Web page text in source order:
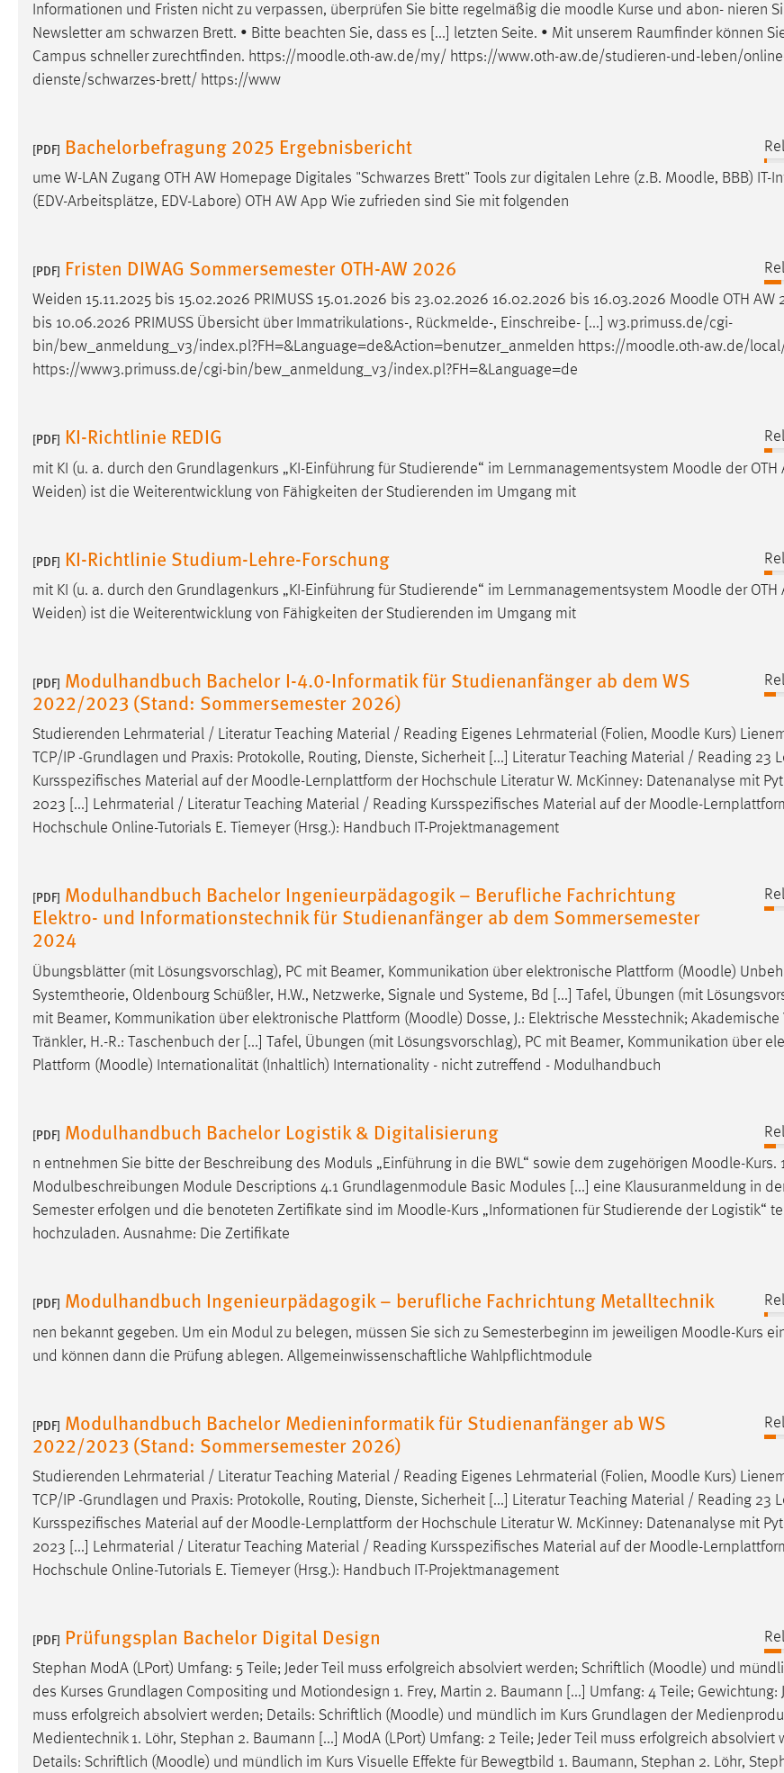
Informationen und Fristen nicht zu verpassen, überprüfen Sie bitte regelmäßig die moodle Kurse und abon- nieren
Newsletter am schwarzen Brett. • Bitte beachten Sie, dass es [...] letzten Seite. • Mit unserem Raumfinder können
Campus schneller zurechtfinden. https://moodle.oth-aw.de/my/ https://www.oth-aw.de/studieren-und-leben/
dienste/schwarzes-brett/ https://www
[PDF] Bachelorbefragung 2025 Ergebnisbericht
ume W-LAN Zugang OTH AW Homepage Digitales "Schwarzes Brett" Tools zur digitalen Lehre (z.B. Moodle, BBB) IT-
(EDV-Arbeitsplätze, EDV-Labore) OTH AW App Wie zufrieden sind Sie mit folgenden
[PDF] Fristen DIWAG Sommersemester OTH-AW 2026
Weiden 15.11.2025 bis 15.02.2026 PRIMUSS 15.01.2026 bis 23.02.2026 16.02.2026 bis 16.03.2026 Moodle OTH AW
bis 10.06.2026 PRIMUSS Übersicht über Immatrikulations-, Rückmelde-, Einschreibe- [...] w3.primuss.de/cgi-
bin/bew_anmeldung_v3/index.pl?FH=&Language=de&Action=benutzer_anmelden https://moodle.oth-aw.de/
https://www3.primuss.de/cgi-bin/bew_anmeldung_v3/index.pl?FH=&Language=de
[PDF] KI-Richtlinie REDIG
mit KI (u. a. durch den Grundlagenkurs „KI-Einführung für Studierende“ im Lernmanagementsystem Moodle der OTH
Weiden) ist die Weiterentwicklung von Fähigkeiten der Studierenden im Umgang mit
[PDF] KI-Richtlinie Studium-Lehre-Forschung
mit KI (u. a. durch den Grundlagenkurs „KI-Einführung für Studierende“ im Lernmanagementsystem Moodle der OTH
Weiden) ist die Weiterentwicklung von Fähigkeiten der Studierenden im Umgang mit
[PDF] Modulhandbuch Bachelor I-4.0-Informatik für Studienanfänger ab dem WS
2022/2023 (Stand: Sommersemester 2026)
Studierenden Lehrmaterial / Literatur Teaching Material / Reading Eigenes Lehrmaterial (Folien, Moodle Kurs)
TCP/IP -Grundlagen und Praxis: Protokolle, Routing, Dienste, Sicherheit [...] Literatur Teaching Material / Reading 23
Kursspezifisches Material auf der Moodle-Lernplattform der Hochschule Literatur W. McKinney: Datenanalyse mit
2023 [...] Lehrmaterial / Literatur Teaching Material / Reading Kursspezifisches Material auf der Moodle-
Hochschule Online-Tutorials E. Tiemeyer (Hrsg.): Handbuch IT-Projektmanagement
[PDF] Modulhandbuch Bachelor Ingenieurpädagogik – Berufliche Fachrichtung
Elektro- und Informationstechnik für Studienanfänger ab dem Sommersemester
2024
Übungsblätter (mit Lösungsvorschlag), PC mit Beamer, Kommunikation über elektronische Plattform (Moodle)
Systemtheorie, Oldenbourg Schüßler, H.W., Netzwerke, Signale und Systeme, Bd [...] Tafel, Übungen (mit
mit Beamer, Kommunikation über elektronische Plattform (Moodle) Dosse, J.: Elektrische Messtechnik; Akademische
Tränkler, H.-R.: Taschenbuch der [...] Tafel, Übungen (mit Lösungsvorschlag), PC mit Beamer, Kommunikation über
Plattform (Moodle) Internationalität (Inhaltlich) Internationality - nicht zutreffend - Modulhandbuch
[PDF] Modulhandbuch Bachelor Logistik & Digitalisierung
n entnehmen Sie bitte der Beschreibung des Moduls „Einführung in die BWL“ sowie dem zugehörigen Moodle-Kurs.
Modulbeschreibungen Module Descriptions 4.1 Grundlagenmodule Basic Modules [...] eine Klausuranmeldung in
Semester erfolgen und die benoteten Zertifikate sind im Moodle-Kurs „Informationen für Studierende der Logistik“
hochzuladen. Ausnahme: Die Zertifikate
[PDF] Modulhandbuch Ingenieurpädagogik – berufliche Fachrichtung Metalltechnik
nen bekannt gegeben. Um ein Modul zu belegen, müssen Sie sich zu Semesterbeginn im jeweiligen Moodle-Kurs
und können dann die Prüfung ablegen. Allgemeinwissenschaftliche Wahlpflichtmodule
[PDF] Modulhandbuch Bachelor Medieninformatik für Studienanfänger ab WS
2022/2023 (Stand: Sommersemester 2026)
Studierenden Lehrmaterial / Literatur Teaching Material / Reading Eigenes Lehrmaterial (Folien, Moodle Kurs)
TCP/IP -Grundlagen und Praxis: Protokolle, Routing, Dienste, Sicherheit [...] Literatur Teaching Material / Reading 23
Kursspezifisches Material auf der Moodle-Lernplattform der Hochschule Literatur W. McKinney: Datenanalyse mit
2023 [...] Lehrmaterial / Literatur Teaching Material / Reading Kursspezifisches Material auf der Moodle-
Hochschule Online-Tutorials E. Tiemeyer (Hrsg.): Handbuch IT-Projektmanagement
[PDF] Prüfungsplan Bachelor Digital Design
Stephan ModA (LPort) Umfang: 5 Teile; Jeder Teil muss erfolgreich absolviert werden; Schriftlich (Moodle) und
des Kurses Grundlagen Compositing und Motiondesign 1. Frey, Martin 2. Baumann [...] Umfang: 4 Teile; Gewichtung:
muss erfolgreich absolviert werden; Details: Schriftlich (Moodle) und mündlich im Kurs Grundlagen der
Medientechnik 1. Löhr, Stephan 2. Baumann [...] ModA (LPort) Umfang: 2 Teile; Jeder Teil muss erfolgreich absolviert
Details: Schriftlich (Moodle) und mündlich im Kurs Visuelle Effekte für Bewegtbild 1. Baumann, Stephan 2. Löhr,
Cookie Laufzeit: 24 Stunden
STATISTIK
unsere Besucher unsere Website nutzen.
Matomo
Zweck: Zugriffsstatistik
Cookie Laufzeit: Max. 13 Monate
MARKETING
Sie tun dies, indem sie Besucher über Websites
hinweg verfolgen.
Anbieter: Google Ireland Limited
Zweck: Conversion-Tracking
Facebook Pixel
Name: _fbp
Anbieter: Facebook
Zweck: Conversion-Tracking
EXTERNE MEDIEN
Um Inhalte von Videoplattformen und Social Media
Plattformen anzeigen zu können, werden von diesen
externen Medien Cookies gesetzt.
YouTube